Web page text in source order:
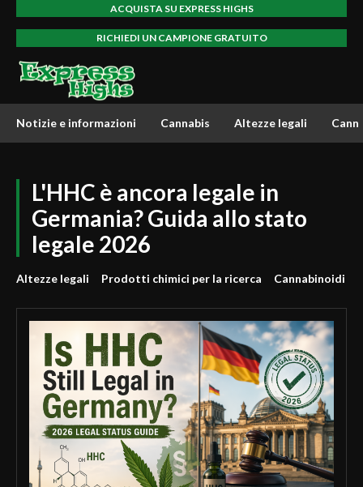
ACQUISTA SU EXPRESS HIGHS
RICHIEDI UN CAMPIONE GRATUITO
Notizie e informazioni Cannabis Altezze legali
L'HHC è ancora legale in
Germania? Guida allo stato
legale 2026
Altezze legali Prodotti chimici per la ricerca Cannabinoidi